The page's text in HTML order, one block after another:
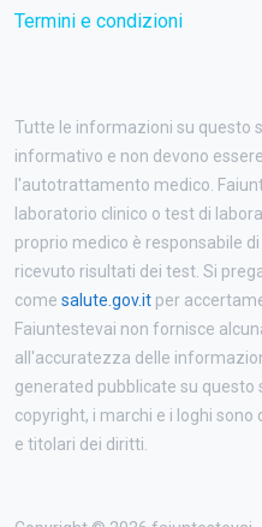
Termini e condizioni
Tutte le informazioni su questo
informativo e non devono
l'autotrattamento medico.
laboratorio clinico o test di
proprio medico è responsabile
ricevuto risultati dei test. Si
come salute.gov.it per
Faiuntestevai non fornisce
all'accuratezza delle
generated pubblicate su questo
copyright, i marchi e i loghi
e titolari dei diritti.